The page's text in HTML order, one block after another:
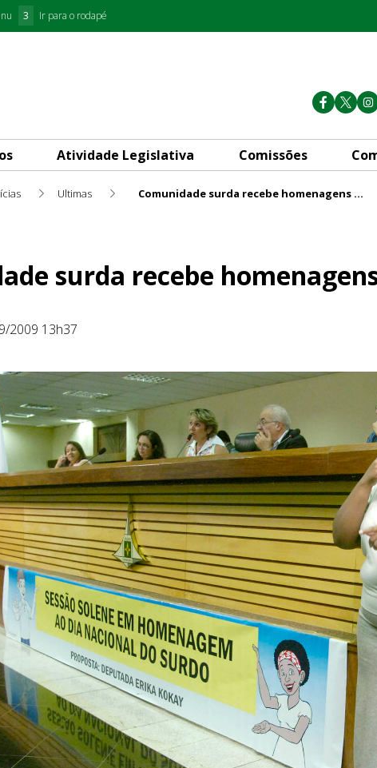
3 Ir para o rodapé
Atividade Legislativa Comissões
Ultimas Comunidade surda recebe homenagens em seu dia
surda recebe
2009 13h37